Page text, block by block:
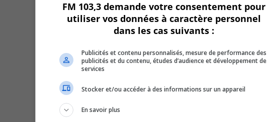
FM 103,3 demande votre consentement pour
utiliser vos données à caractère personnel
dans les cas suivants :
Publicités et contenu personnalisés, mesure de performance des
publicités et du contenu, études d’audience et développement de
services
Stocker et/ou accéder à des informations sur un appareil
En savoir plus